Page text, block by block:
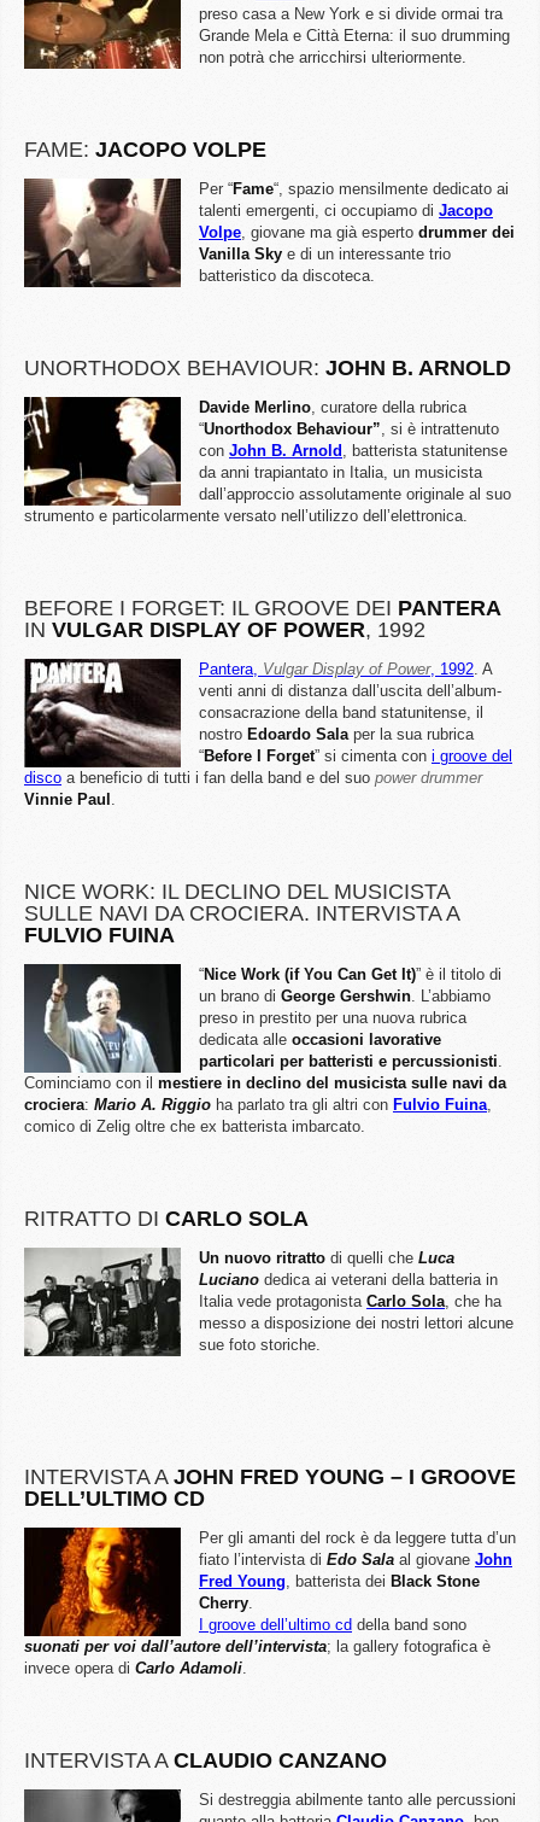
preso casa a New York e si divide ormai tra
Grande Mela e Città Eterna: il suo drumming
non potrà che arricchirsi ulteriormente.
FAME: JACOPO VOLPE
Per “Fame“, spazio mensilmente dedicato ai
talenti emergenti, ci occupiamo di Jacopo
Volpe, giovane ma già esperto drummer dei
Vanilla Sky e di un interessante trio
batteristico da discoteca.
UNORTHODOX BEHAVIOUR: JOHN B. ARNOLD
Davide Merlino, curatore della rubrica
“Unorthodox Behaviour”, si è intrattenuto
con John B. Arnold , batterista statunitense
da anni trapiantato in Italia, un musicista
dall’approccio assolutamente originale al suo
strumento e particolarmente versato nell’utilizzo dell’elettronica.
BEFORE I FORGET: IL GROOVE DEI PANTERA
IN VULGAR DISPLAY OF POWER, 1992
Pantera, Vulgar Display of Power, 1992. A
venti anni di distanza dall’uscita dell’album-
consacrazione della band statunitense, il
nostro Edoardo Salaper la sua rubrica
“Before I Forget” si cimenta con i groove del
disco a beneficio di tutti i fan della band e del suo power drummer
Vinnie Paul .
NICE WORK: IL DECLINO DEL MUSICISTA
SULLE NAVI DA CROCIERA. INTERVISTA A
FULVIO FUINA
“Nice Work (if You Can Get It)” è il titolo di
un brano di George Gershwin. L’abbiamo
preso in prestito per una nuova rubrica
dedicata alle occasioni lavorative
particolari per batteristi e percussionisti.
Cominciamo con il mestiere in declino del musicista sulle navi da
crociera: Mario A. Riggio ha parlato tra gli altri con Fulvio Fuina,
comico di Zelig oltre che ex batterista imbarcato.
RITRATTO DI CARLO SOLA
Un nuovo ritratto di quelli che Luca
Luciano dedica ai veterani della batteria in
Italia vede protagonista Carlo Sola, che ha
messo a disposizione dei nostri lettori alcune
sue foto storiche.
INTERVISTA A JOHN FRED YOUNG – I GROOVE
DELL’ULTIMO CD
Per gli amanti del rock è da leggere tutta d’un
fiato l’intervista di Edo Sala al giovane John
Fred Young, batterista dei Black Stone
Cherry.
I groove dell’ultimo cd della band sono
suonati per voi dall’autore dell’intervista; la gallery fotografica è
invece opera di Carlo Adamoli.
INTERVISTA A CLAUDIO CANZANO
Si destreggia abilmente tanto alle percussioni